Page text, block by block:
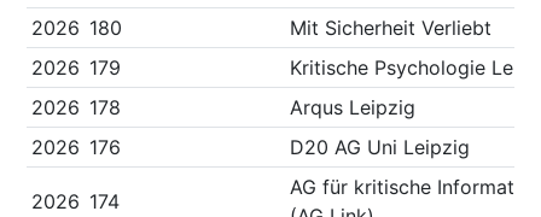
2026 180
Mit Sicherheit Verliebt
2026 179
Kritische Psychologie
2026 178
Arqus Leipzig
2026 176 D20 AG Uni Leipzig
2026 174
AG für kritische Informatik